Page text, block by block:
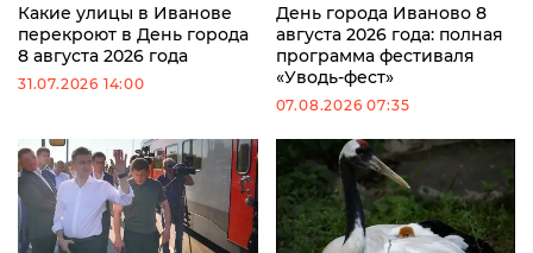
Какие улицы в Иванове
перекроют в День города
8 августа 2026 года
31.07.2026 14:00
День города Иваново 8
августа 2026 года: полная
программа фестиваля
«Уводь-фест»
07.08.2026 07:35